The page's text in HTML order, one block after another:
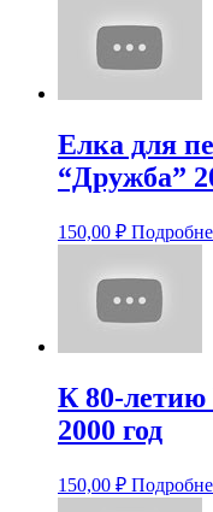
Елка для
“Дружба”
150,00 ₽
К 80-
2000 год
150,00 ₽